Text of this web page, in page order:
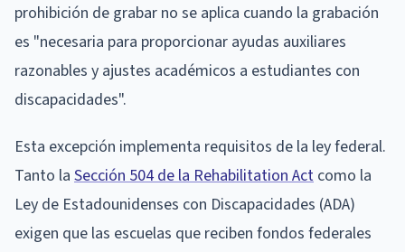
prohibición de grabar no se aplica cuando la grabación
es "necesaria para proporcionar ayudas auxiliares
razonables y ajustes académicos a estudiantes con
discapacidades".
Esta excepción implementa requisitos de la ley federal.
Tanto la Sección 504 de la Rehabilitation Act como la
Ley de Estadounidenses con Discapacidades (ADA)
exigen que las escuelas que reciben fondos federales